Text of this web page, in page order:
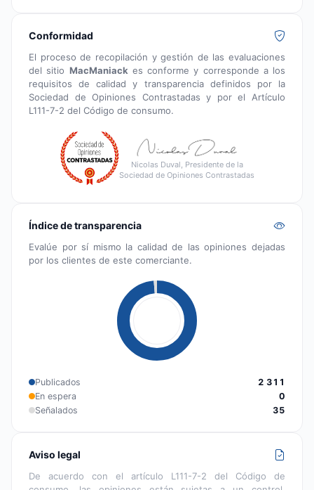
Conformidad
El proceso de recopilación y gestión de las evaluaciones
del sitio MacManiack es conforme y corresponde a los
requisitos de calidad y transparencia definidos por la
Sociedad de Opiniones Contrastadas y por el Artículo
L111-7-2 del Código de consumo.
Nicolas Duval, Presidente de la
Sociedad de Opiniones Contrastadas
Índice de transparencia
Evalúe por sí mismo la calidad de las opiniones dejadas
por los clientes de este comerciante.
Publicados
2 311
En espera
0
Señalados
35
Aviso legal
De acuerdo con el artículo L111-7-2 del Código de